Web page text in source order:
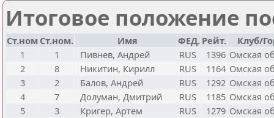
Итоговое положение
Ст.ном Ст.ном. Имя ФЕД. Рейт.
Клуб/
1
1 Пивнев, Андрей RUS 1396 Омская
2
8 Никитин, Кирилл RUS 1164 Омская
3
2 Балов, Андрей RUS 1292 Омская
4
7 Долуман, Дмитрий RUS 1185 Омская
5
3 Кригер, Артем RUS 1279 Омская